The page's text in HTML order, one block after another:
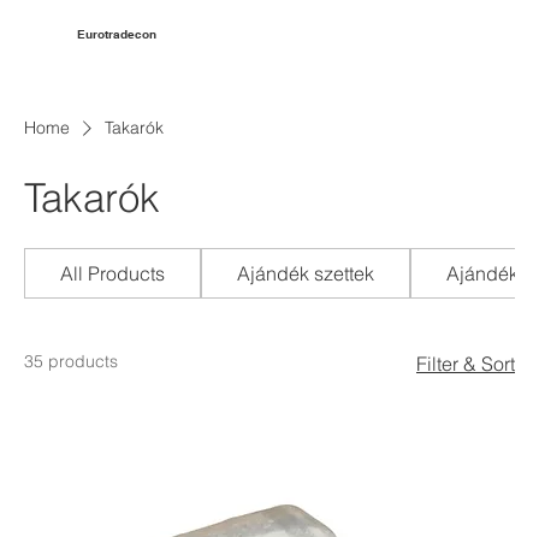
Eurotradecon
Home Takarók
Takarók
All Products Ajándék szettek
35 products Filter & Sort